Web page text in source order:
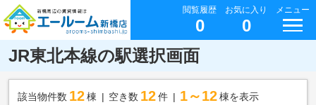
閲覧履歴
0
お気に入り
0
メニュー
JR東北本線の駅選択画面
該当物件数 12棟 空き数 12 件 1～12 棟を表示